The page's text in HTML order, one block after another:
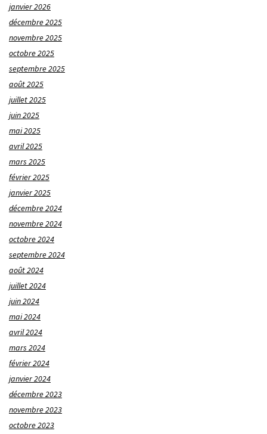
janvier 2026
décembre 2025
novembre 2025
octobre 2025
septembre 2025
août 2025
juillet 2025
juin 2025
mai 2025
avril 2025
mars 2025
février 2025
janvier 2025
décembre 2024
novembre 2024
octobre 2024
septembre 2024
août 2024
juillet 2024
juin 2024
mai 2024
avril 2024
mars 2024
février 2024
janvier 2024
décembre 2023
novembre 2023
octobre 2023